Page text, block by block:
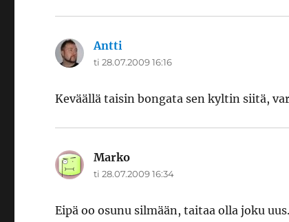
Antti
ti 28.07.2009 16:16
Keväällä taisin bongata sen kyltin siitä,
Marko
ti 28.07.2009 16:34
Eipä oo osunu silmään, taitaa olla joku